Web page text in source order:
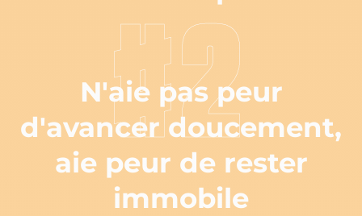
#2
N'aie pas peur
d'avancer doucement,
aie peur de rester
immobile